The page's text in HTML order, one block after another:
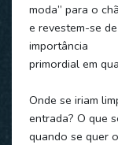
moda” para o
e revestem-se de
importância
primordial em
Onde se iriam
entrada? O que
quando se quer